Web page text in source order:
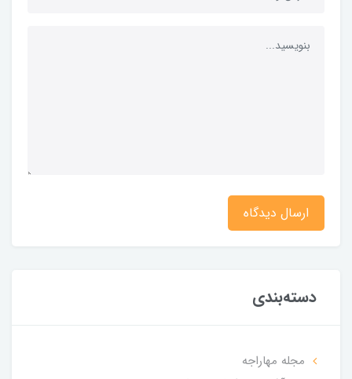
ارسال دیدگاه
دسته‌بندی
مجله مهاراجه